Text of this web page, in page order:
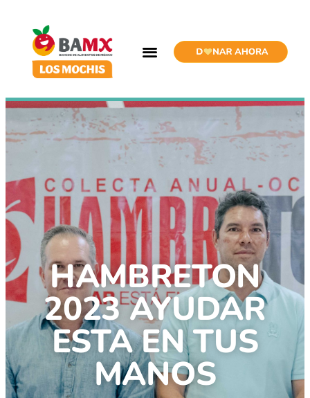
HAMBRETON
2023 AYUDAR
ESTA EN TUS
MANOS